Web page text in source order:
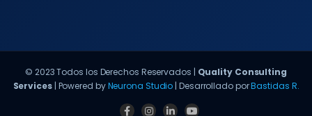
© 2023 Todos los Derechos Reservados | Quality Consulting
Services| Powered byNeurona Studio | Desarrollado porBastidas R.